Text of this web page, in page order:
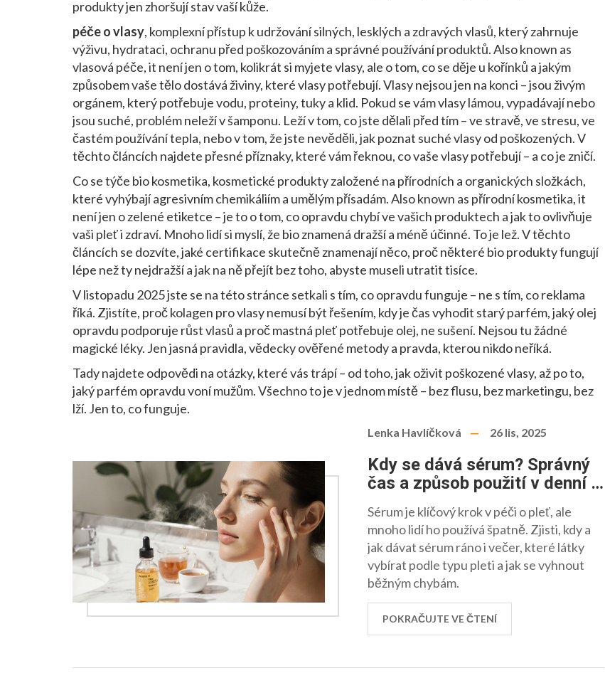
produkty jen zhoršují stav vaší kůže.
péče o vlasy, komplexní přístup k udržování silných, lesklých a zdravých vlasů, který zahrnuje
výživu, hydrataci, ochranu před poškozováním a správné používání produktů. Also known as
vlasová péče, it není jen o tom, kolikrát si myjete vlasy, ale o tom, co se děje u kořínků a jakým
způsobem vaše tělo dostává živiny, které vlasy potřebují.Vlasy nejsou jen na konci – jsou živým
orgánem, který potřebuje vodu, proteiny, tuky a klid. Pokud se vám vlasy lámou, vypadávají nebo
jsou suché, problém neleží v šamponu. Leží v tom, co jste dělali před tím – ve stravě, ve stresu, ve
častém používání tepla, nebo v tom, že jste nevěděli, jak poznat suché vlasy od poškozených. V
těchto článcích najdete přesné příznaky, které vám řeknou, co vaše vlasy potřebují – a co je zničí.
Co se týče bio kosmetika, kosmetické produkty založené na přírodních a organických složkách,
které vyhýbají agresivním chemikáliím a umělým přísadám. Also known as přírodní kosmetika, it
není jen o zelené etiketce – je to o tom, co opravdu chybí ve vašich produktech a jak to ovlivňuje
vaši pleť i zdraví. Mnoho lidí si myslí, že bio znamená dražší a méně účinné. To je lež. V těchto
článcích se dozvíte, jaké certifikace skutečně znamenají něco, proč některé bio produkty fungují
lépe než ty nejdražší a jak na ně přejít bez toho, abyste museli utratit tisíce.
V listopadu 2025 jste se na této stránce setkali s tím, co opravdu funguje – ne s tím, co reklama
říká. Zjistíte, proč kolagen pro vlasy nemusí být řešením, kdy je čas vyhodit starý parfém, jaký olej
opravdu podporuje růst vlasů a proč mastná pleť potřebuje olej, ne sušení. Nejsou tu žádné
magické léky. Jen jasná pravidla, vědecky ověřené metody a pravda, kterou nikdo neříká.
Tady najdete odpovědi na otázky, které vás trápí – od toho, jak oživit poškozené vlasy, až po to,
jaký parfém opravdu voní mužům. Všechno to je v jednom místě – bez flusu, bez marketingu, bez
lží. Jen to, co funguje.
Lenka Havlíčková 26 lis, 2025
Kdy se dává sérum? Správný
čas a způsob použití v denní a
noční péči
Sérum je klíčový krok v péči o pleť, ale
mnoho lidí ho používá špatně. Zjisti, kdy a
jak dávat sérum ráno i večer, které látky
vybírat podle typu pleti a jak se vyhnout
běžným chybám.
POKRAČUJTE VE ČTENÍ